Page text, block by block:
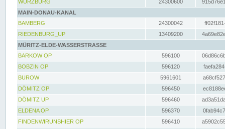
WÜRZBURG
24300600
MAIN-DONAU-KANAL
BAMBERG
24300042
RIEDENBURG_UP
13409200
MÜRITZ-ELDE-WASSERSTRASSE
BARKOW OP
596100
BOBZIN OP
596120
BUROW
5961601
DÖMITZ OP
596450
DÖMITZ UP
596460
ELDENA OP
596370
FINDENWIRUNSHIER OP
596410